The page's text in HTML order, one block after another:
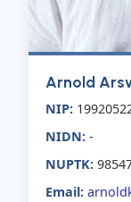
Arnold
NIP:
NIDN: -
NUPTK:
Email: